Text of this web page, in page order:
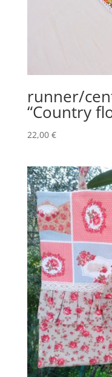
runner/
“Country
22,00 €